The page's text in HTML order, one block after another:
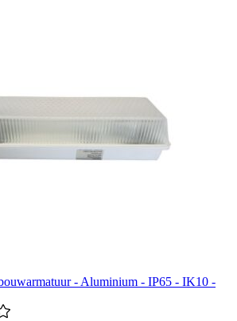
- Aluminium - IP65 - IK10 -